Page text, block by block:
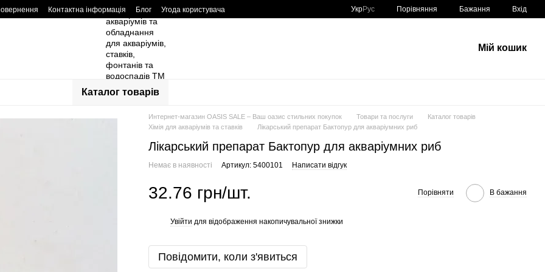
Контактна інформація Блог
Угода користувача
УкрРус Порівняння Бажання Вхід
Мій кошик
Каталог товарів
Интернет-магазин OASIS SALE – Ваш оазис стильних покупок Товари та послуги
Каталог товарів
Хімія для акваріумів та ставків
Лікарський препарат Бактопур для акваріумних риб
Лікарський препарат Бактопур для акваріумних риб
Немає в наявності Артикул: 5400101 Написати відгук
32.76 грн/шт. Порівняти В бажання
Увійти для відображення накопичувальної знижки
Повідомити, коли з'явиться